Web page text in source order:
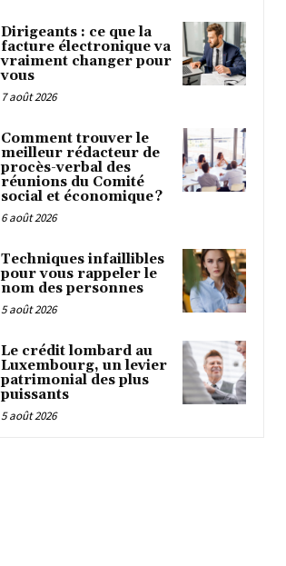
Dirigeants : ce que la
facture électronique va
vraiment changer pour
vous
7 août 2026
Comment trouver le
meilleur rédacteur de
procès-verbal des
réunions du Comité
social et économique ?
6 août 2026
Techniques infaillibles
pour vous rappeler le
nom des personnes
5 août 2026
Le crédit lombard au
Luxembourg, un levier
patrimonial des plus
puissants
5 août 2026